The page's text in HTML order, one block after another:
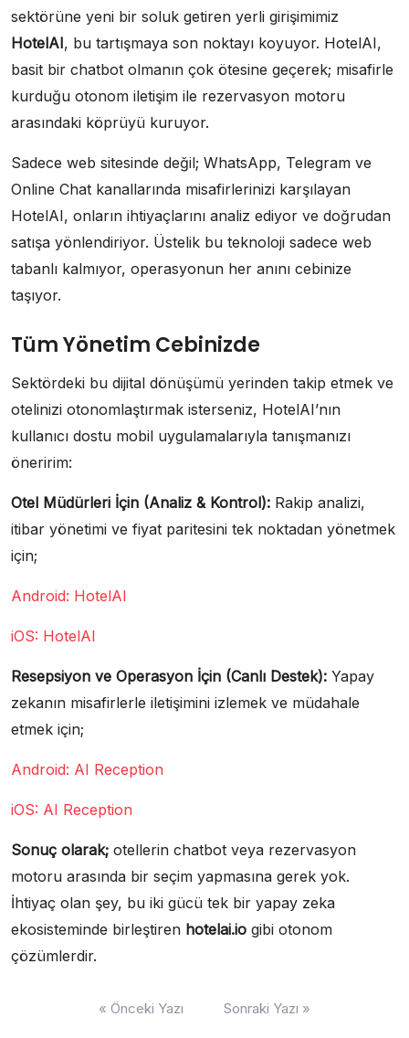
sektörüne yeni bir soluk getiren yerli girişimimiz
HotelAI, bu tartışmaya son noktayı koyuyor. HotelAI,
basit bir chatbot olmanın çok ötesine geçerek; misafirle
kurduğu otonom iletişim ile rezervasyon motoru
arasındaki köprüyü kuruyor.
Sadece web sitesinde değil; WhatsApp, Telegram ve
Online Chat kanallarında misafirlerinizi karşılayan
HotelAI, onların ihtiyaçlarını analiz ediyor ve doğrudan
satışa yönlendiriyor. Üstelik bu teknoloji sadece web
tabanlı kalmıyor, operasyonun her anını cebinize
taşıyor.
Tüm Yönetim Cebinizde
Sektördeki bu dijital dönüşümü yerinden takip etmek ve
otelinizi otonomlaştırmak isterseniz, HotelAI’nın
kullanıcı dostu mobil uygulamalarıyla tanışmanızı
öneririm:
Otel Müdürleri İçin (Analiz & Kontrol): Rakip analizi,
itibar yönetimi ve fiyat paritesini tek noktadan yönetmek
için;
Android: HotelAI
iOS: HotelAI
Resepsiyon ve Operasyon İçin (Canlı Destek): Yapay
zekanın misafirlerle iletişimini izlemek ve müdahale
etmek için;
Android: AI Reception
iOS: AI Reception
Sonuç olarak; otellerin chatbot veya rezervasyon
motoru arasında bir seçim yapmasına gerek yok.
İhtiyaç olan şey, bu iki gücü tek bir yapay zeka
ekosisteminde birleştiren hotelai.io gibi otonom
çözümlerdir.
« Önceki Yazı Sonraki Yazı »